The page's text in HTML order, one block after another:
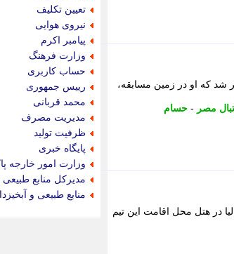
که او در زمین مسابقه،
مصر - حسام
در هتل محل اقامت این تیم
تعیین تکلیف
نیروی هوایی
پیامبر اکرم
وزارت فرهنگ
حساب کاربری
رییس جمهوری
محمد قربانی
مدیریت مصرف
ظرفیت تولید
پایگاه خبری
وزارت امور خارجه
مدیرکل منابع طبیعی
منابع طبیعی و